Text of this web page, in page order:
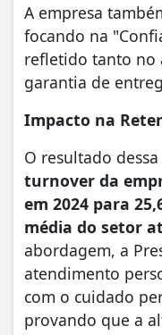
A empresa
focando na
refletido tanto no
garantia de
Impacto na
O resultado
turnover da
em 2024 para
média do setor
abordagem, a
atendimento
com o cuidado
provando que a